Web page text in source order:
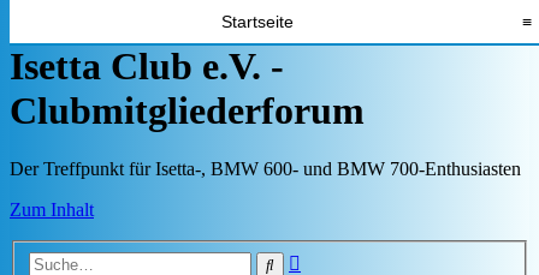
Startseite ≡
Isetta Club e.V. -
Clubmitgliederforum
Der Treffpunkt für Isetta-, BMW 600- und BMW 700-Enthusiasten
Zum Inhalt
Suche